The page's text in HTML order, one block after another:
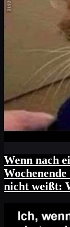
Wenn nach
nicht weißt: